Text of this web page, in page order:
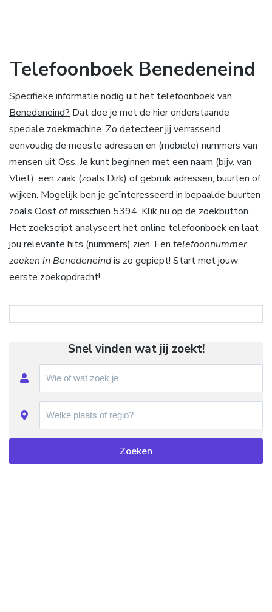
Telefoonboek Benedeneind
Specifieke informatie nodig uit het telefoonboek van
Benedeneind? Dat doe je met de hier onderstaande
speciale zoekmachine. Zo detecteer jij verrassend
eenvoudig de meeste adressen en (mobiele) nummers van
mensen uit Oss. Je kunt beginnen met een naam (bijv. van
Vliet), een zaak (zoals Dirk) of gebruik adressen, buurten of
wijken. Mogelijk ben je geïnteresseerd in bepaalde buurten
zoals Oost of misschien 5394. Klik nu op de zoekbutton.
Het zoekscript analyseert het online telefoonboek en laat
jou relevante hits (nummers) zien. Een telefoonnummer
zoeken in Benedeneindis zo gepiept! Start met jouw
eerste zoekopdracht!
Snel vinden wat jij zoekt!